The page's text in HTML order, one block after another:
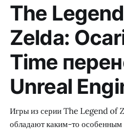
The
Zelda:
Time
Unreal
Игры из серии The Legend of
обладают каким-то особенным